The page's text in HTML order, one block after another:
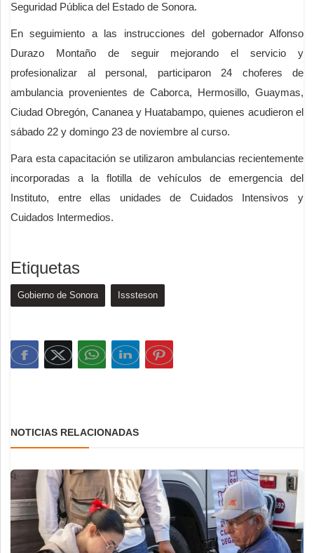
Seguridad Pública del Estado de Sonora.
En seguimiento a las instrucciones del gobernador Alfonso
Durazo Montaño de seguir mejorando el servicio y
profesionalizar al personal, participaron 24 choferes de
ambulancia provenientes de Caborca, Hermosillo, Guaymas,
Ciudad Obregón, Cananea y Huatabampo, quienes acudieron el
sábado 22 y domingo 23 de noviembre al curso.
Para esta capacitación se utilizaron ambulancias recientemente
incorporadas a la flotilla de vehículos de emergencia del
Instituto, entre ellas unidades de Cuidados Intensivos y
Cuidados Intermedios.
Etiquetas
Gobierno de Sonora Isssteson
NOTICIAS RELACIONADAS